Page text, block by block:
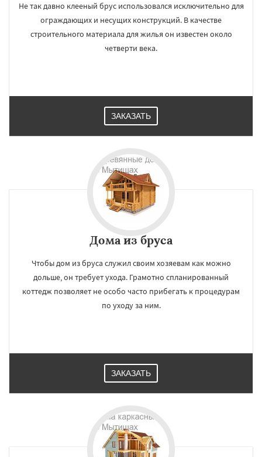
Не так давно клееный брус использовался исключительно для
ограждающих и несущих конструкций. В качестве
строительного материала для жилья он известен около
четверти века.
ЗАКАЗАТЬ
Дома из бруса
Чтобы дом из бруса служил своим хозяевам как можно
дольше, он требует ухода. Грамотно спланированный
коттедж позволяет не особо часто прибегать к процедурам
по уходу за ним.
ЗАКАЗАТЬ